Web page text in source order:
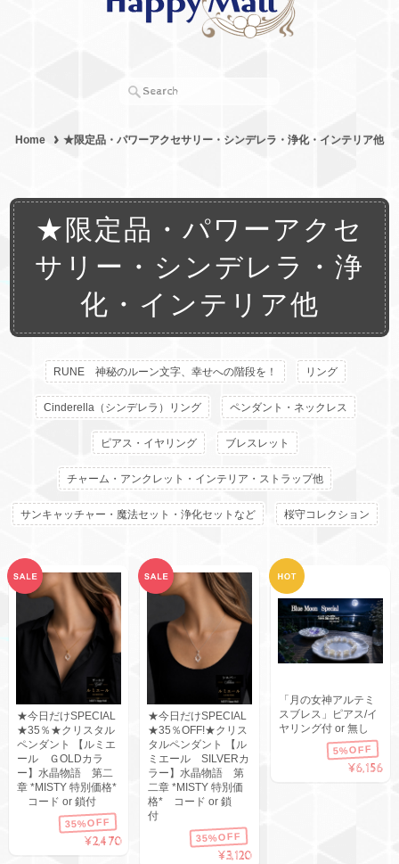
Home ★限定品・パワーアクセサリー・シンデレラ・浄化・インテリア他
★限定品・パワーアクセ
サリー・シンデレラ・浄
化・インテリア他
RUNE 神秘のルーン文字、幸せへの階段を！ リング
Cinderella（シンデレラ）リング ペンダント・ネックレス
ピアス・イヤリング ブレスレット
チャーム・アンクレット・インテリア・ストラップ他
サンキャッチャー・魔法セット・浄化セットなど 桜守コレクション
★今日だけSPECIAL
★35％★クリスタル
ペンダント 【ルミエ
ール ＧOLDカラ
ー】水晶物語 第二
章 *MISTY 特別価格*
コード or 鎖付
35%OFF
¥2,470
★今日だけSPECIAL
★35％OFF!★クリス
タルペンダント 【ル
ミエール SILVERカ
ラー】水晶物語 第
二章 *MISTY 特別価
格* コード or 鎖
付
35%OFF
¥3,120
「月の女神アルテミ
スブレス」ピアス/イ
ヤリング付 or 無し
5%OFF
¥6,156